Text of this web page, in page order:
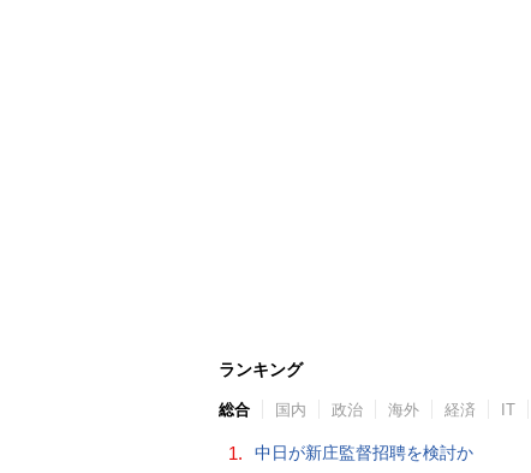
ランキング
総合 国内 政治 海外 経済 IT
1. 中日が新庄監督招聘を検討か